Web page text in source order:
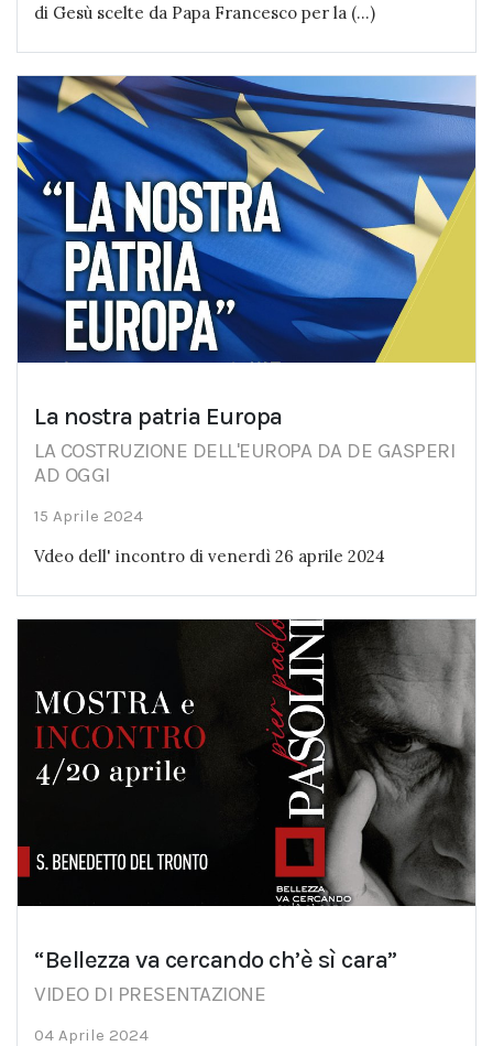
di Gesù scelte da Papa Francesco per la (...)
La nostra patria Europa
LA COSTRUZIONE DELL'EUROPA DA DE GASPERI
AD OGGI
15 Aprile 2024
Vdeo dell' incontro di venerdì 26 aprile 2024
“Bellezza va cercando ch’è sì cara”
VIDEO DI PRESENTAZIONE
04 Aprile 2024